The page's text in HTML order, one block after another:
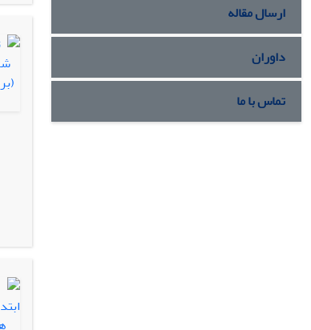
ارسال مقاله
داوران
تماس با ما